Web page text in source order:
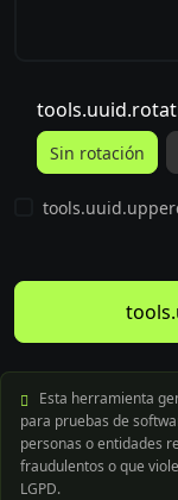
Sin rotación
Esta herramienta
para pruebas de
personas o entidades
fraudulentos o que
LGPD.